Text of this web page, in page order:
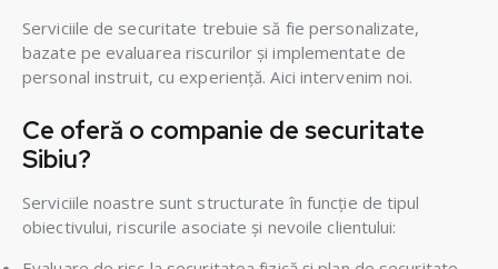
Serviciile de securitate trebuie să fie personalizate,
bazate pe evaluarea riscurilor și implementate de
personal instruit, cu experiență. Aici intervenim noi.
Ce oferă o companie de securitate
Sibiu?
Serviciile noastre sunt structurate în funcție de tipul
obiectivului, riscurile asociate și nevoile clientului: